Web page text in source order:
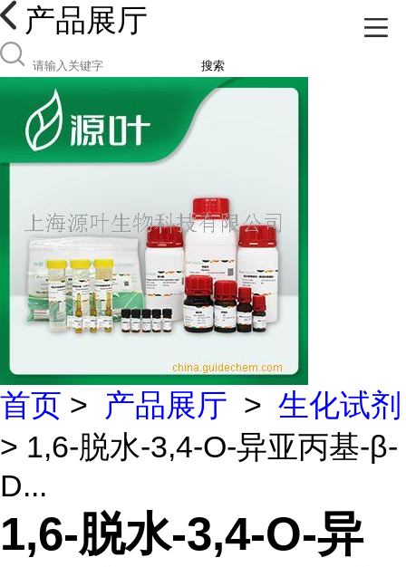
产品展厅
搜索
首页 > 产品展厅 > 生化试剂
> 1,6-脱水-3,4-O-异亚丙基-β-
D...
1,6-脱水-3,4-O-异